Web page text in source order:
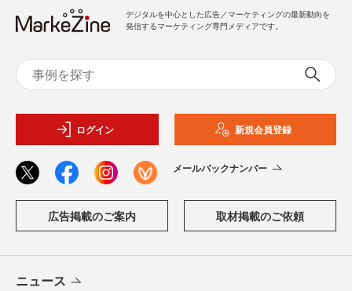
デジタルを中心とした広告／マーケティングの最新動向を
発信するマーケティング専門メディアです。
ログイン 新規会員登録
メールバックナンバー
広告掲載のご案内 取材掲載のご依頼
ニュース